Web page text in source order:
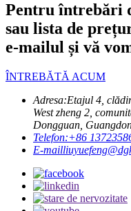
Pentru întrebări
sau lista de
e-mailul și vă
ÎNTREBĂTĂ ACUM
Adresa:Etajul 4,
West zheng 2,
Dongguan,
Telefon:+86
E-mail